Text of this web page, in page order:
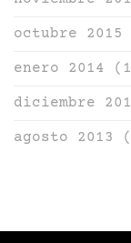
octubre 2015
enero 2014
diciembre
agosto 2013